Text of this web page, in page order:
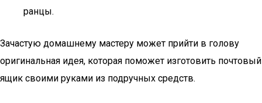
ранцы.
Зачастую домашнему мастеру может прийти в голову
оригинальная идея, которая поможет изготовить почтовый
ящик своими руками из подручных средств.